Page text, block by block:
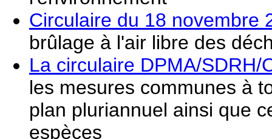
Circulaire du 18 novembre
brûlage à l'air libre des
La circulaire DPMA/SDRH/
les mesures communes à
plan pluriannuel ainsi que
espèces